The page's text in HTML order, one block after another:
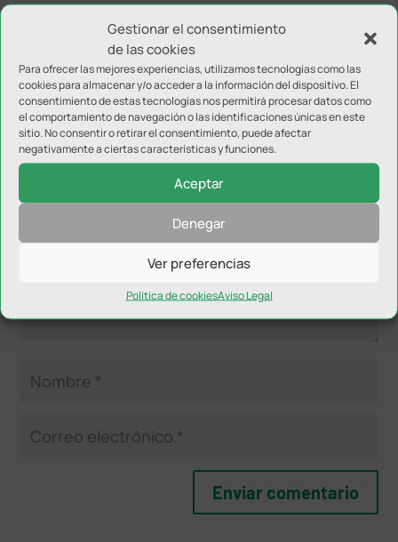
Gestionar el consentimiento
de las cookies
Para ofrecer las mejores experiencias, utilizamos tecnologías como las
cookies para almacenar y/o acceder a la información del dispositivo. El
consentimiento de estas tecnologías nos permitirá procesar datos como
el comportamiento de navegación o las identificaciones únicas en este
sitio. No consentir o retirar el consentimiento, puede afectar
negativamente a ciertas características y funciones.
Aceptar
Denegar
Ver preferencias
Política de cookiesAviso Legal
Enviar comentario
Tu dirección de correo electrónico no será publicada.
campos obligatorios están marcados con